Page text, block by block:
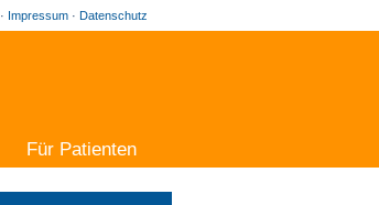
· Impressum · Datenschutz
Für Patienten